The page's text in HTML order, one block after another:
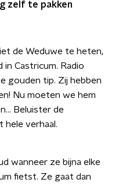
zelf te pakken
de Weduwe te heten,
in Castricum. Radio
gouden tip. Zij hebben
Nu moeten we hem
Beluister de
verhaal.
wanneer ze bijna elke
fietst. Ze gaat dan